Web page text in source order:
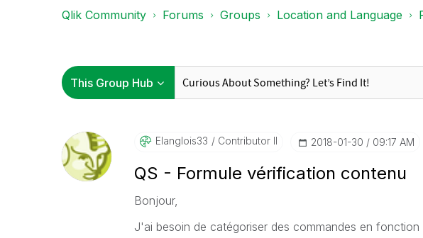
Qlik Community Forums Groups Location and Language
Elanglois33 Contributor II ‎2018-01-30 09:17 AM
QS - Formule vérification contenu
Bonjour,
J'ai besoin de catégoriser des commandes en fonction